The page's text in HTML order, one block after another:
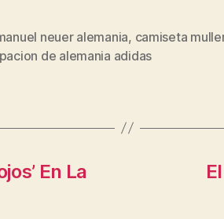
neuer alemania, camiseta
de alemania adidas
En La